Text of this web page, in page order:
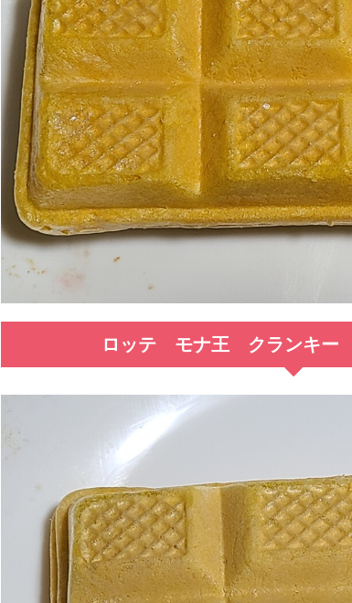
ロッテ モナ王 クランキー